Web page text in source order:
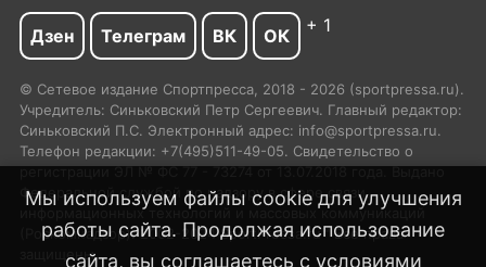
Мы используем файлы cookie для улучшения
работы сайта. Продолжая использование
сайта, вы соглашаетесь с условиями
Дзен Телеграм ВК ОК + 1
© Сетевое издание Спортпресса, 2018 - 2026 (sportpressa.ru).
Учредитель: Синьковский Петр Сергеевич. Главный редактор:
Синьковский П.С. Электронный адрес: info@sportpressa.ru.
Телефон редакции: +7(495)511-49-05. Свидетельство о
регистрации ЭЛ № ФС 77 - 73274 от 13.07.2018 года. Выдано
Федеральной службой по надзору в сфере связи,
информационных технологий и массовых коммуникаций
(Роскомнадзор). 2002-2024 SportPressa.ru™ Все права
защищены.